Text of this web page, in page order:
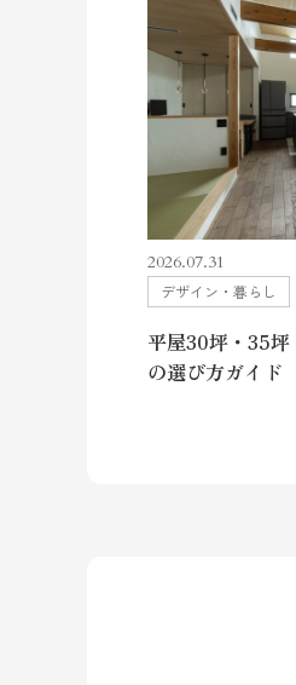
2026.07.31
デザイン・暮らし
平屋30坪・35
の選び方ガイド